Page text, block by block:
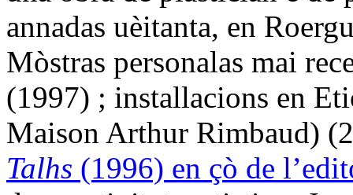
annadas uèitanta, en
Mòstras personalas mai
(1997) ; installacions en
Maison Arthur Rimbaud)
Talhs (1996) en çò de